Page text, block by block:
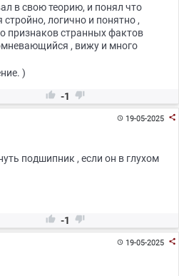
в свою теорию, и понял что
стройно, логично и понятно ,
признаков странных фактов
, вижу и много
)
 -1 
19-05-2025 
подшипник , если он в глухом
 -1 
19-05-2025 